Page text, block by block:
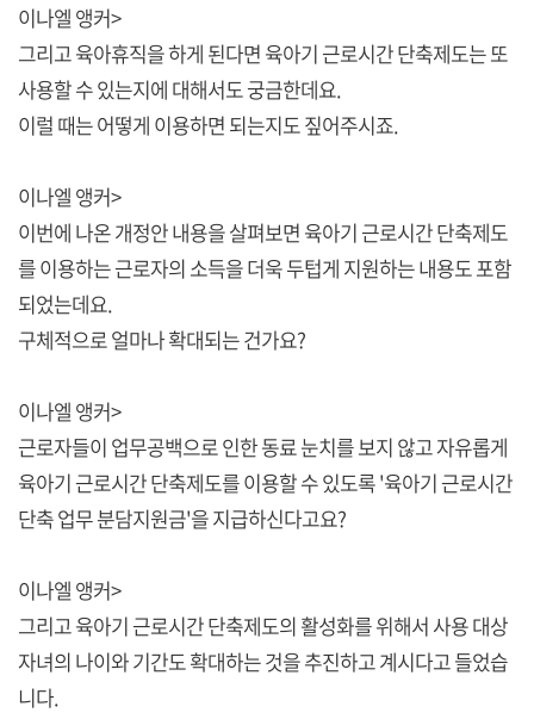
이나엘 앵커>
그리고 육아휴직을 하게 된다면 육아기 근로시간 단축제도는 또
사용할 수 있는지에 대해서도 궁금한데요.
이럴 때는 어떻게 이용하면 되는지도 짚어주시죠.
이나엘 앵커>
이번에 나온 개정안 내용을 살펴보면 육아기 근로시간 단축제도
를 이용하는 근로자의 소득을 더욱 두텁게 지원하는 내용도 포함
되었는데요.
구체적으로 얼마나 확대되는 건가요?
이나엘 앵커>
근로자들이 업무공백으로 인한 동료 눈치를 보지 않고 자유롭게
육아기 근로시간 단축제도를 이용할 수 있도록 '육아기 근로시간
단축 업무 분담지원금'을 지급하신다고요?
이나엘 앵커>
그리고 육아기 근로시간 단축제도의 활성화를 위해서 사용 대상
자녀의 나이와 기간도 확대하는 것을 추진하고 계시다고 들었습
니다.